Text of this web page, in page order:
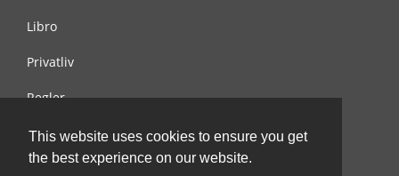
This website uses cookies to ensure you get
the best experience on our website.
Libro
Privatliv
Regler
Kontakt os